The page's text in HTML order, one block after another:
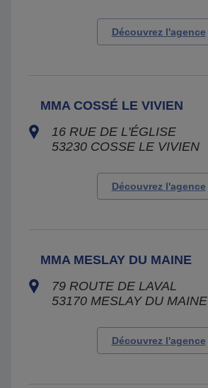
Découvrez l'agence
MMA COSSÉ LE VIVIEN
16 RUE DE L'ÉGLISE
53230 COSSE LE VIVIEN
Découvrez l'agence
MMA MESLAY DU MAINE
79 ROUTE DE LAVAL
53170 MESLAY DU MAINE
Découvrez l'agence